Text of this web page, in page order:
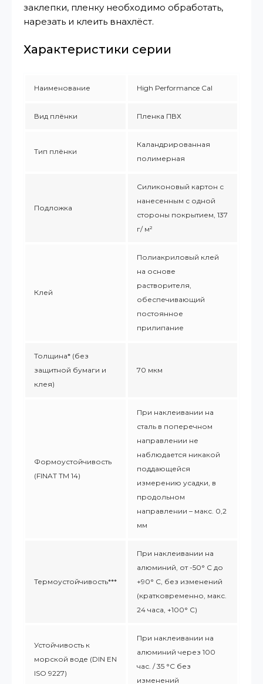
заклепки, пленку необходимо обработать,
нарезать и клеить внахлёст.
Характеристики серии
Наименование High Performance Cal
Вид плёнки Пленка ПВХ
Тип плёнки
Каландрированная
полимерная
Подложка
Силиконовый картон с
нанесенным с одной
стороны покрытием, 137
г/ м²
Клей
Полиакриловый клей
на основе
растворителя,
обеспечивающий
постоянное
прилипание
Толщина* (без
защитной бумаги и
клея)
70 мкм
Формоустойчивость
(FINAT TM 14)
При наклеивании на
сталь в поперечном
направлении не
наблюдается никакой
поддающейся
измерению усадки, в
продольном
направлении – макс. 0,2
мм
Термоустойчивость***
При наклеивании на
алюминий, от -50° С до
+90° С, без изменений
(кратковременно, макс.
24 часа, +100° С)
Устойчивость к
морской воде (DIN EN
ISO 9227)
При наклеивании на
алюминий через 100
час. / 35 °C без
изменений